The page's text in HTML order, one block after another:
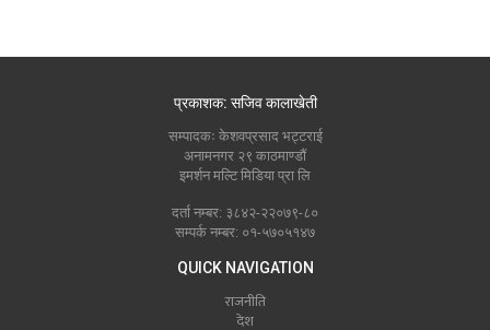
प्रकाशक: सजिव कालाखेती
सम्पादकः केशवप्रसाद भट्टराई
अनामनगर २९ काठमाण्डौं
इमर्शन मल्टि मिडिया प्रा लि
दर्ता नम्बर: ३८४२-२२०७९-८०
सम्पर्क नम्बर: ०१-५७०५१४७
QUICK NAVIGATION
राजनीति
देश